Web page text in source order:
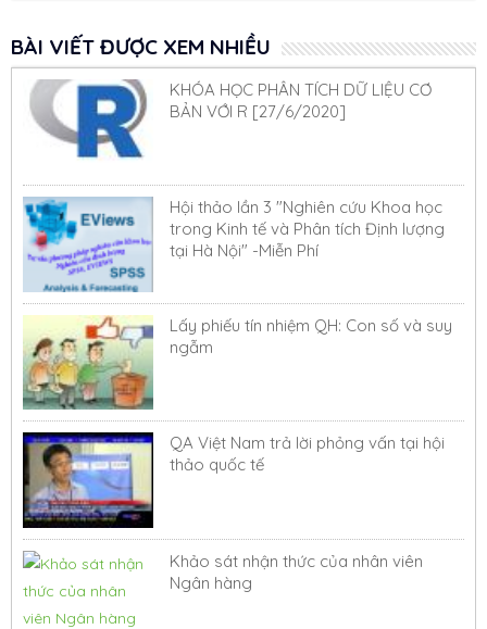
BÀI VIẾT ĐƯỢC XEM NHIỀU
KHÓA HỌC PHÂN TÍCH DỮ LIỆU CƠ
BẢN VỚI R [27/6/2020]
Hội thảo lần 3 "Nghiên cứu Khoa học
trong Kinh tế và Phân tích Định lượng
tại Hà Nội" -Miễn Phí
Lấy phiếu tín nhiệm QH: Con số và suy
ngẫm
QA Việt Nam trả lời phỏng vấn tại hội
thảo quốc tế
Khảo sát nhận thức của nhân viên
Ngân hàng